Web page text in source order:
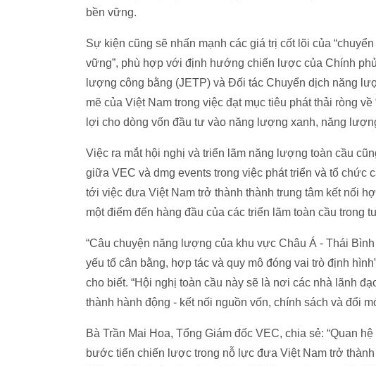
bền vững.
Sự kiện cũng sẽ nhấn mạnh các giá trị cốt lõi của
vững”, phù hợp với định hướng chiến lược của Chính
lượng công bằng (JETP) và Đối tác Chuyển dịch năng
mẽ của Việt Nam trong việc đạt mục tiêu phát thải ròng
lợi cho dòng vốn đầu tư vào năng lượng xanh, năng
Việc ra mắt hội nghị và triển lãm năng lượng toàn cầu
giữa VEC và dmg events trong việc phát triển và tổ chức
tới việc đưa Việt Nam trở thành thành trung tâm kết nối
một điểm đến hàng đầu của các triển lãm toàn cầu trong
“Câu chuyện năng lượng của khu vực Châu Á - Thái
yếu tố cân bằng, hợp tác và quy mô đóng vai trò định
cho biết. “Hội nghị toàn cầu này sẽ là nơi các nhà lãnh
thành hành động - kết nối nguồn vốn, chính sách và đổi
Bà Trần Mai Hoa, Tổng Giám đốc VEC, chia sẻ: “Quan
bước tiến chiến lược trong nỗ lực đưa Việt Nam trở